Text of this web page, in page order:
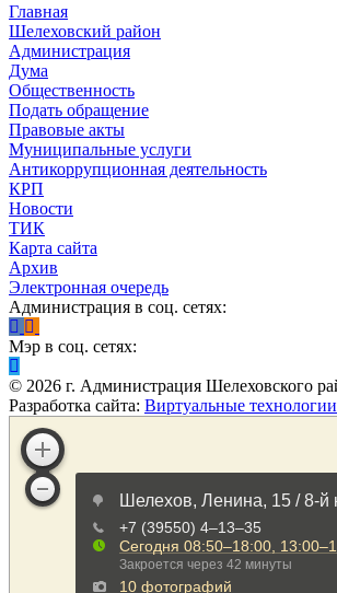
Главная
Шелеховский район
Администрация
Дума
Общественность
Подать обращение
Правовые акты
Муниципальные услуги
Антикоррупционная деятельность
КРП
Новости
ТИК
Карта сайта
Архив
Электронная очередь
Администрация в соц. сетях:
Мэр в соц. сетях:
© 2026 г. Администрация Шелеховского
Разработка сайта: Виртуальные технологии